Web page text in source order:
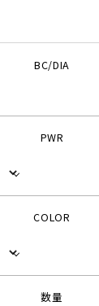
BC/DIA
PWR
COLOR
数量